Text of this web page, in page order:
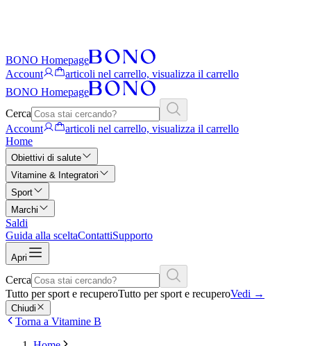
BONO Homepage
Account
articoli nel carrello, visualizza il carrello
BONO Homepage
Cerca
Account
articoli nel carrello, visualizza il carrello
Home
Obiettivi di salute
Vitamine & Integratori
Sport
Marchi
Saldi
Guida alla sceltaContattiSupporto
Apri
Cerca
Tutto per sport e recuperoTutto per sport e recuperoVedi →
Chiudi
Torna a Vitamine B